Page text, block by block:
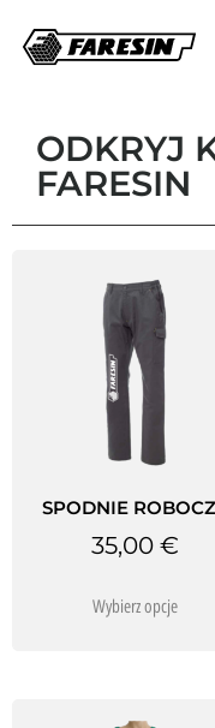
ODKRYJ
FARESIN
SPODNIE
35,00 €
Wybierz opcje